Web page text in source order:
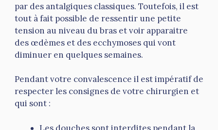
par des antalgiques classiques. Toutefois, il est
tout à fait possible de ressentir une petite
tension au niveau du bras et voir apparaitre
des œdèmes et des ecchymoses qui vont
diminuer en quelques semaines.
Pendant votre convalescence il est impératif de
respecter les consignes de votre chirurgien et
qui sont :
Les douches sont interdites pendant la